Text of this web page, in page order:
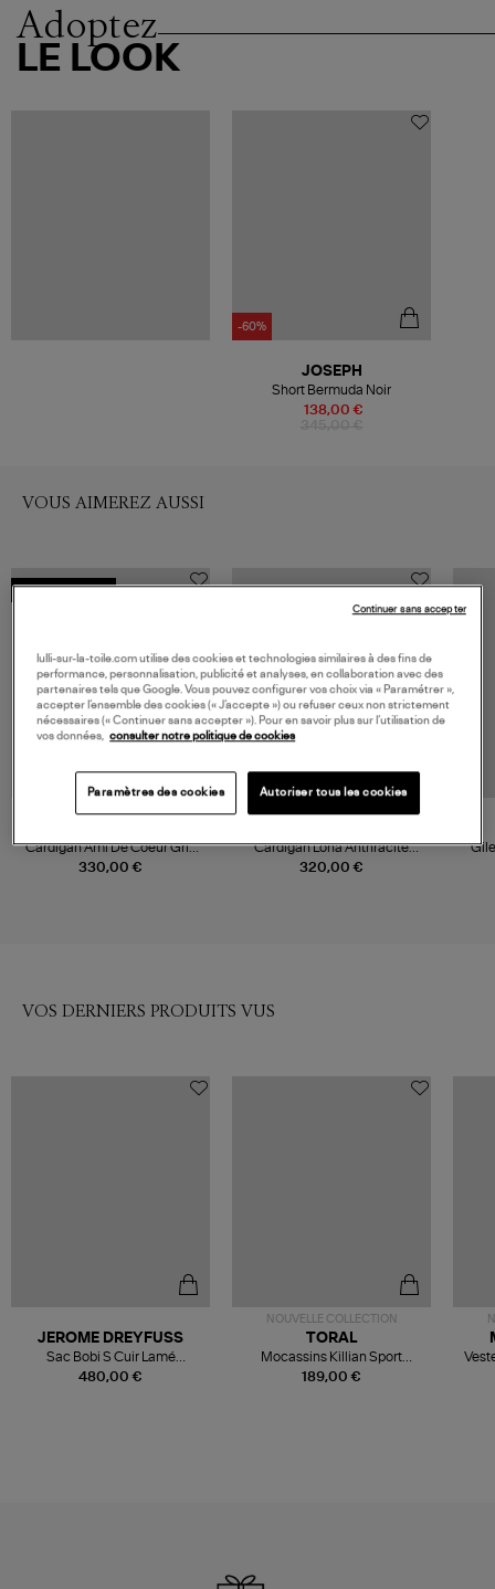
Adoptez
LE LOOK
-60%
138,00 €
JOSEPH
Short Bermuda Noir
VOUS AIMEREZ AUSSI
MADE IN EUROPE
NOUVELLE COLLECTION
330,00 €
Cardigan Ami De Coeur Gris
Cendre Chine Noir
320,00 €
Cardigan Lona Anthracite
Black
VOS DERNIERS PRODUITS VUS
480,00 €
JEROME DREYFUSS
Sac Bobi S Cuir Lamé
Champagne
NOUVELLE COLLECTION
189,00 €
TORAL
Mocassins Killian Sport
Mousse
lulli-sur-la-toile.com utilise des cookies et technologies similaires à des fins de
performance, personnalisation, publicité et analyses, en collaboration avec des
partenaires tels que Google. Vous pouvez configurer vos choix via « Paramétrer »,
accepter l’ensemble des cookies (« J’accepte ») ou refuser ceux non strictement
nécessaires (« Continuer sans accepter »). Pour en savoir plus sur l’utilisation de
vos données,
consulter notre politique de cookies
Paramètres des cookies Autoriser tous les cookies
Continuer sans accepter